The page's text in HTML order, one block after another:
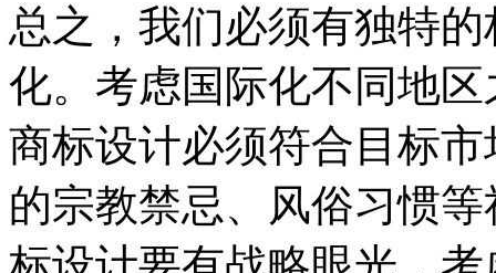
总之，我们必须有独特
化。考虑国际化不同地
商标设计必须符合目标
的宗教禁忌、风俗习惯